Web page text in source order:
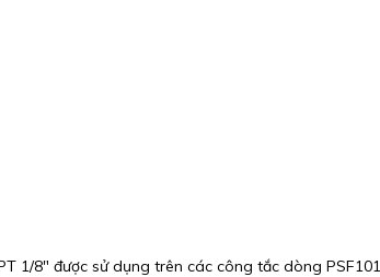
1/8″ được sử dụng trên các công tắc dòng